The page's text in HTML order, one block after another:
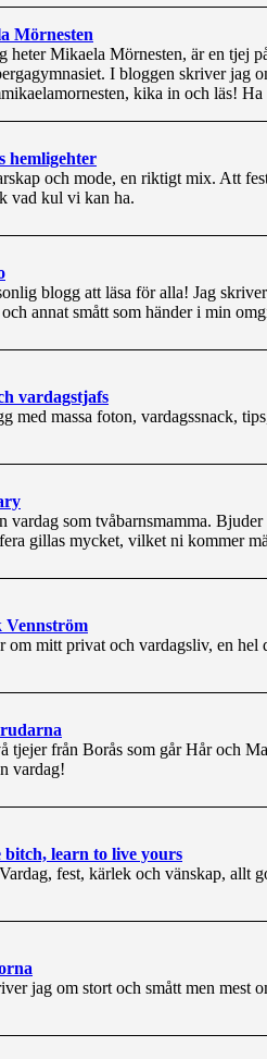
Mörnesten
heter Mikaela Mörnesten, är en tjej
I bloggen skriver jag
kika in och läs! Ha
hemligehter
och mode, en riktigt mix. Att
vad kul vi kan ha.
blogg att läsa för alla! Jag
annat smått som händer i min
vardagstjafs
med massa foton, vardagssnack,
vardag som tvåbarnsmamma.
gillas mycket, vilket ni kommer
Vennström
om mitt privat och vardagsliv, en hel
tjejer från Borås som går Hår och
vardag!
learn to live yours
fest, kärlek och vänskap, allt
jag om stort och smått men mest